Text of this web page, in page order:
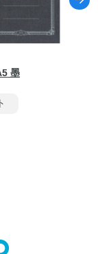
墨